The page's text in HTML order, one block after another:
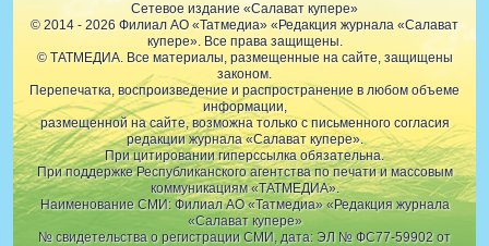
Сетевое издание «Салават купере»
© 2014 - 2026 Филиал АО «Татмедиа» «Редакция журнала «Салават
купере». Все права защищены.
© ТАТМЕДИА. Все материалы, размещенные на сайте, защищены
законом.
Перепечатка, воспроизведение и распространение в любом объеме
информации,
размещенной на сайте, возможна только с письменного согласия
редакции журнала «Салават купере».
При цитировании гиперссылка обязательна.
При поддержке Республиканского агентства по печати и массовым
коммуникациям «ТАТМЕДИА».
Наименование СМИ: Филиал АО «Татмедиа» «Редакция журнала
«Салават купере»
№ свидетельства о регистрации СМИ, дата: ЭЛ № ФС77-59902 от